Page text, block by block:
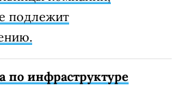
подлежит
по инфраструктуре